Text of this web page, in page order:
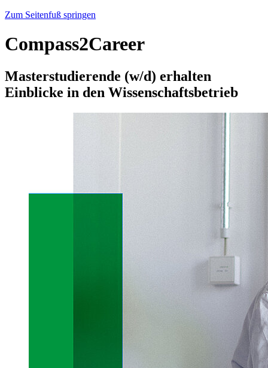
Zum Seitenfuß springen
Compass2Career
Masterstudierende (w/d) erhalten
Einblicke in den Wissenschaftsbetrieb